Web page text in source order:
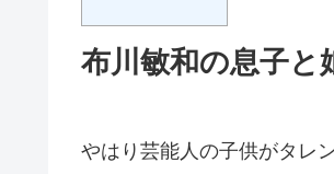
布川敏和の息子と
やはり芸能人の子供がタレ